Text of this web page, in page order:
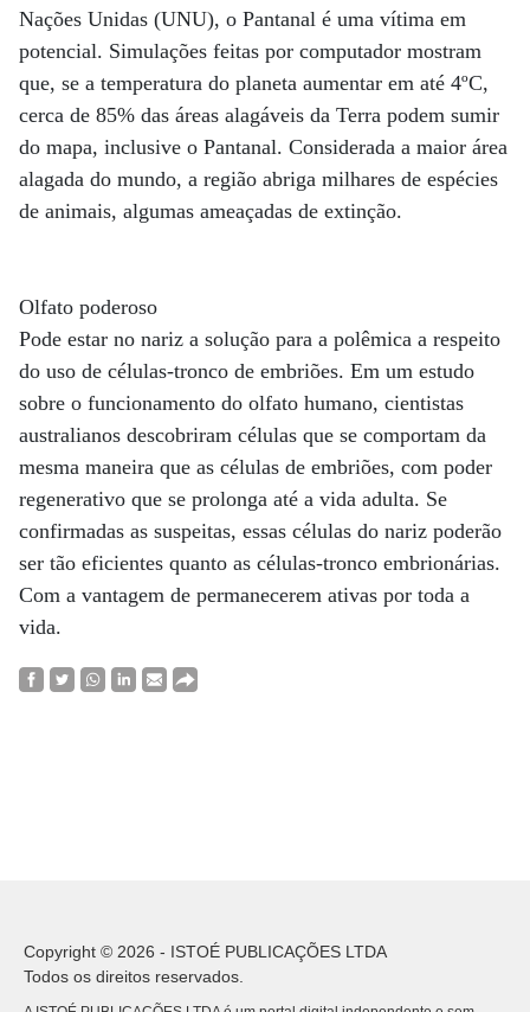
Nações Unidas (UNU), o Pantanal é uma vítima em
potencial. Simulações feitas por computador mostram
que, se a temperatura do planeta aumentar em até 4ºC,
cerca de 85% das áreas alagáveis da Terra podem sumir
do mapa, inclusive o Pantanal. Considerada a maior área
alagada do mundo, a região abriga milhares de espécies
de animais, algumas ameaçadas de extinção.
Olfato poderoso
Pode estar no nariz a solução para a polêmica a respeito
do uso de células-tronco de embriões. Em um estudo
sobre o funcionamento do olfato humano, cientistas
australianos descobriram células que se comportam da
mesma maneira que as células de embriões, com poder
regenerativo que se prolonga até a vida adulta. Se
confirmadas as suspeitas, essas células do nariz poderão
ser tão eficientes quanto as células-tronco embrionárias.
Com a vantagem de permanecerem ativas por toda a
vida.
Copyright © 2026 - ISTOÉ PUBLICAÇÕES LTDA
Todos os direitos reservados.